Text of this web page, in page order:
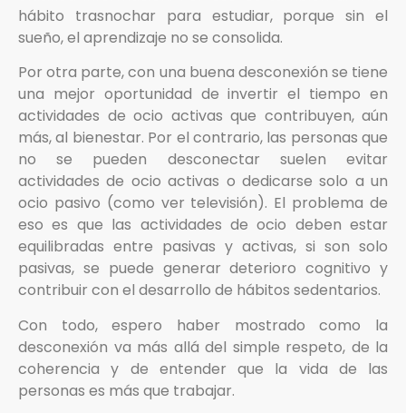
hábito trasnochar para estudiar, porque sin el
sueño, el aprendizaje no se consolida.
Por otra parte, con una buena desconexión se tiene
una mejor oportunidad de invertir el tiempo en
actividades de ocio activas que contribuyen, aún
más, al bienestar. Por el contrario, las personas que
no se pueden desconectar suelen evitar
actividades de ocio activas o dedicarse solo a un
ocio pasivo (como ver televisión). El problema de
eso es que las actividades de ocio deben estar
equilibradas entre pasivas y activas, si son solo
pasivas, se puede generar deterioro cognitivo y
contribuir con el desarrollo de hábitos sedentarios.
Con todo, espero haber mostrado como la
desconexión va más allá del simple respeto, de la
coherencia y de entender que la vida de las
personas es más que trabajar.